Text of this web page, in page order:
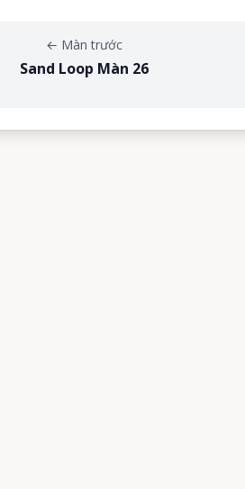
← Màn trước
Sand Loop Màn 26